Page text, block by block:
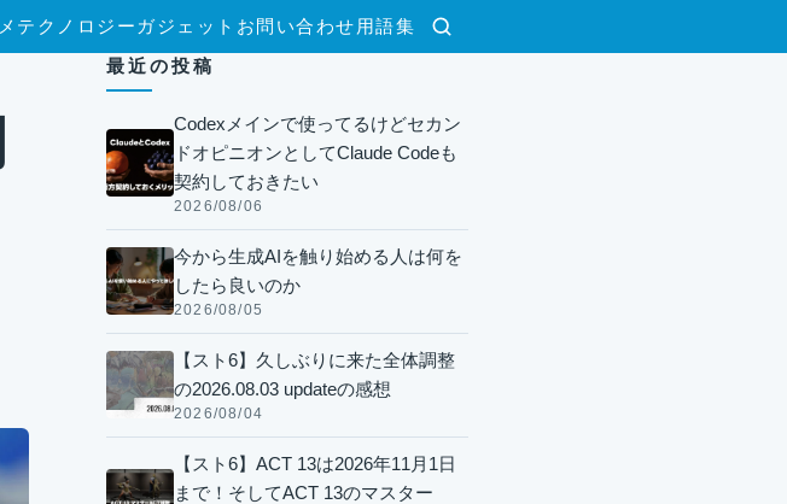
検索
テクノロジー ガジェット お問い合わせ 用語集
最近の投稿
Codexメインで使ってるけどセカン
ドオピニオンとしてClaude Codeも
契約しておきたい
2026/08/06
今から生成AIを触り始める人は何を
したら良いのか
2026/08/05
【スト6】久しぶりに来た全体調整
の2026.08.03 updateの感想
2026/08/04
【スト6】ACT 13は2026年11月1日
まで！そしてACT 13のマスター